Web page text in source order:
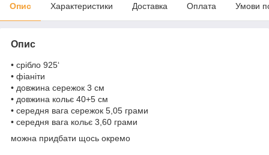
Опис Характеристики Доставка Оплата Умови
Опис
• срібло 925‘
• фіаніти
• довжина сережок 3 см
• довжина кольє 40+5 см
• середня вага сережок 5,05 грами
• середня вага кольє 3,60 грами
можна придбати щось окремо